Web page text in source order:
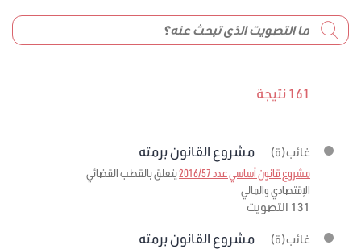
161 نتيجة
غائب(ة) مشروع القانون برمته
مشروع قانون أساسي عدد 2016/57
يتعلق بالقطب القضائي
الإقتصادي والمالي
131 التصويت
غائب(ة) مشروع القانون برمته